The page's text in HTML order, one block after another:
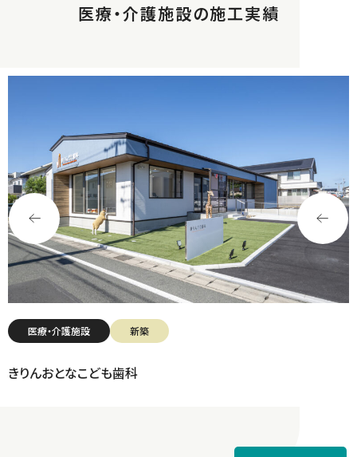
医療・介護施設の施工実績
医療・介護施設 新築
きりんおとなこども歯科